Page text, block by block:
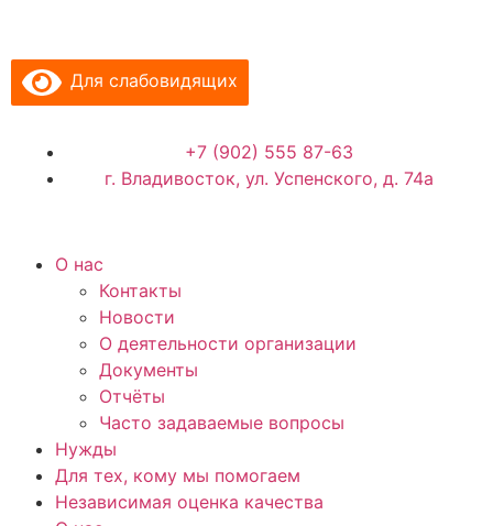
Для слабовидящих
+7 (902) 555 87-63
г. Владивосток, ул. Успенского, д. 74а
О нас
Контакты
Новости
О деятельности организации
Документы
Отчёты
Часто задаваемые вопросы
Нужды
Для тех, кому мы помогаем
Независимая оценка качества